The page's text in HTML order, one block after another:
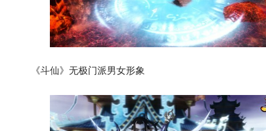
《斗仙》无极门派男女形象